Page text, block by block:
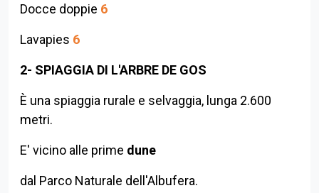
Docce doppie 6
Lavapies 6
2- SPIAGGIA DI L'ARBRE DE GOS
È una spiaggia rurale e selvaggia, lunga 2.600
metri.
E' vicino alle prime dune
dal Parco Naturale dell'Albufera.